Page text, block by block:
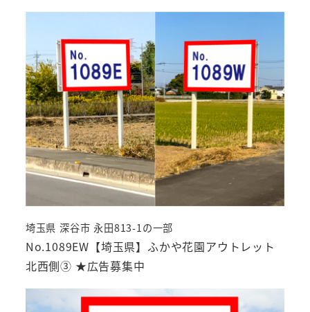
No.1089EW【埼玉県】ふかや花園アウトレット
北西側③ ★広告募集中
埼玉県 深谷市 永田813-1の一部